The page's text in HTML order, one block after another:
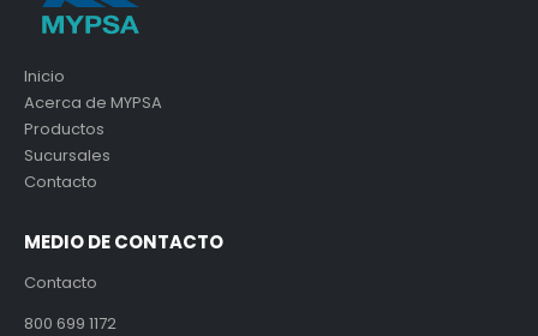
Inicio
Acerca de MYPSA
Productos
Sucursales
Contacto
MEDIO DE CONTACTO
Contacto
800 699 1172